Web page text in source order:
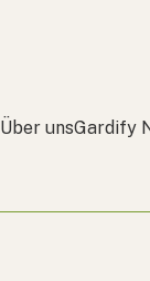
Über unsGardify